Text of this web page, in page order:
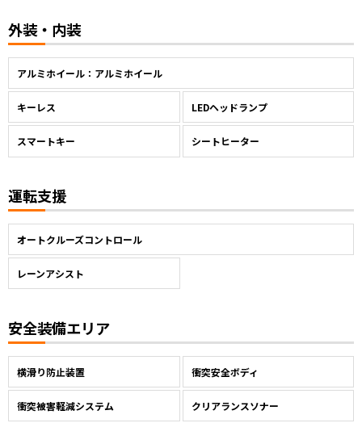
外装・内装
アルミホイール：アルミホイール
キーレス LEDヘッドランプ
スマートキー シートヒーター
運転支援
オートクルーズコントロール
レーンアシスト
安全装備エリア
横滑り防止装置 衝突安全ボディ
衝突被害軽減システム クリアランスソナー